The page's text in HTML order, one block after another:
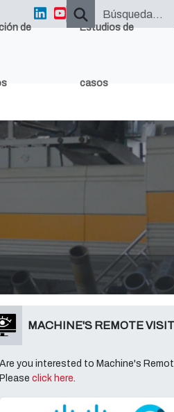
de Estudios de
casos
MACHINE'S REMOTE VISIT
you interested to Machine's
click here.